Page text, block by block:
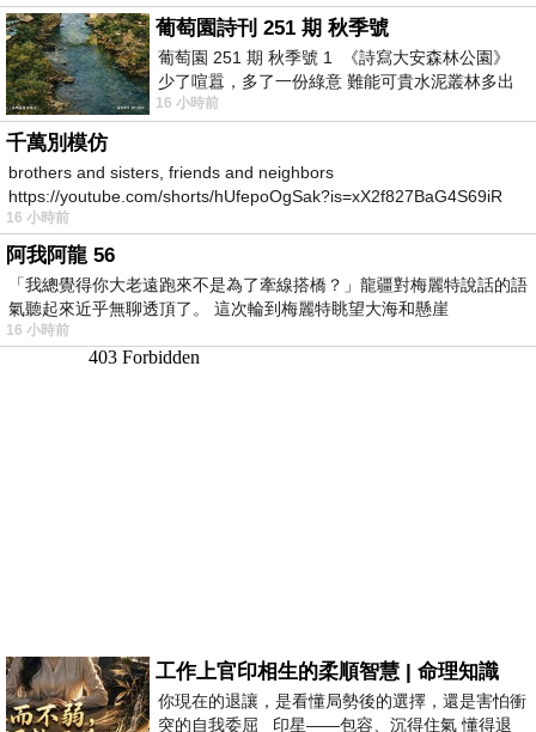
葡萄園詩刊 251 期 秋季號
葡萄園 251 期 秋季號 1 《詩寫大安森林公園》
少了喧囂，多了一份綠意 難能可貴水泥叢林多出
一
16 小時前
千萬別模仿
brothers and sisters, friends and neighbors
https://youtube.com/shorts/hUfepoOgSak?is=xX2f827BaG4S69iR
https
16 小時前
阿我阿龍 56
「我總覺得你大老遠跑來不是為了牽線搭橋？」龍疆對梅麗特說話的語
氣聽起來近乎無聊透頂了。 這次輪到梅麗特眺望大海和懸崖
16 小時前
工作上官印相生的柔順智慧 | 命理知識
你現在的退讓，是看懂局勢後的選擇，還是害怕衝
突的自我委屈 印星——包容、沉得住氣 懂得退